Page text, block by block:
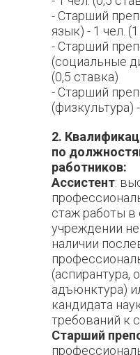
- Старший
язык) - 1 чел.
- Старший
(социальные
(0,5 ставка)
- Старший
(физкультура)
2.
по
работников:
Ассистент:
стаж работы в
учреждении
наличии
(аспирантура,
адъюнктура)
кандидата
требований к
Старший